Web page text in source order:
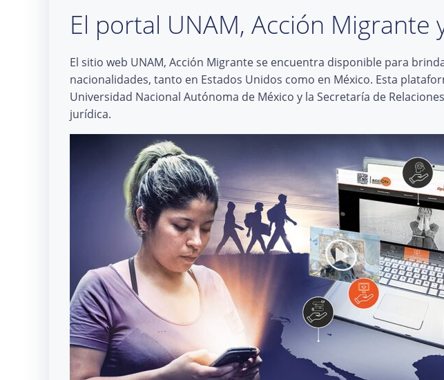
El portal UNAM, Acción Migrante
El sitio web UNAM, Acción Migrante se encuentra disponible para
nacionalidades, tanto en Estados Unidos como en México. Esta
Universidad Nacional Autónoma de México y la Secretaría de
jurídica.